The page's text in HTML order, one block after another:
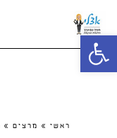
פתח סרגל נגישות
ראשי » מרצים »